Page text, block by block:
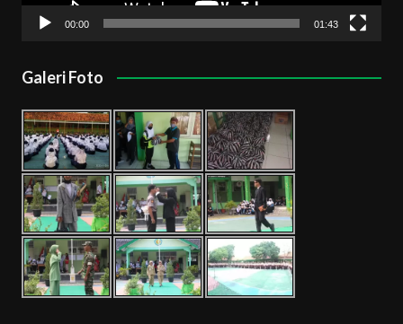
00:00 01:43
Galeri Foto